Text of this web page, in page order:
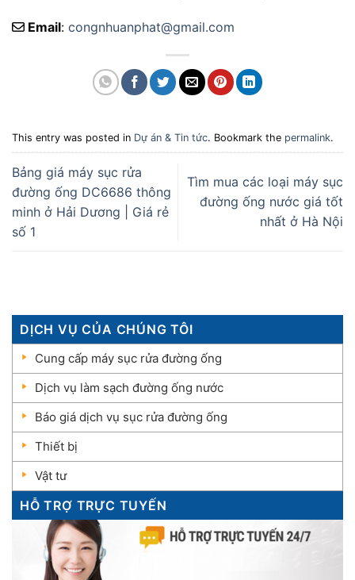
Email: congnhuanphat@gmail.com
This entry was posted in Dự án & Tin tức. Bookmark the permalink.
Bảng giá máy sục rửa
đường ống DC6686 thông
minh ở Hải Dương | Giá rẻ
số 1
Tìm mua các loại máy sục
đường ống nước giá tốt
nhất ở Hà Nội
DỊCH VỤ CỦA CHÚNG TÔI
Cung cấp máy sục rửa đường ống
Dịch vụ làm sạch đường ống nước
Báo giá dịch vụ sục rửa đường ống
Thiết bị
Vật tư
HỖ TRỢ TRỰC TUYẾN